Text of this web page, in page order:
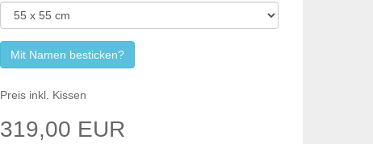
Mit Namen besticken?
Preis inkl. Kissen
319,00 EUR